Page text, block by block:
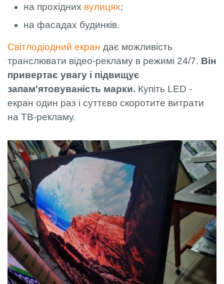
на прохідних вулицях;
на фасадах будинків.
Світлодіодний екран дає можливість
транслювати відео-рекламу в режимі 24/7. Він
привертає увагу і підвищує
запам'ятовуваність марки. Купіть LED -
екран один раз і суттєво скоротите витрати
на ТВ-рекламу.